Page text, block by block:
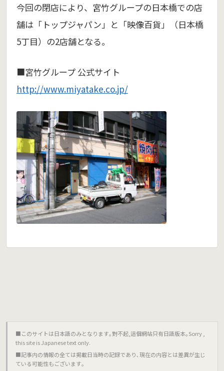
今回の閉店により、宮竹グループの日本橋での店
舗は「トップジャパン」と「映像百貨」（日本橋
5丁目）の2店舗となる。
■宮竹グループ 公式サイト
http://www.miyatake.co.jp/
■このサイトは日本語のみとなります｡對不起,這個網站只有日語版本｡Sorry ,
this site is Japanese text only.
■記事内の情報の全ては掲載日当時の記録であり､現在の内容とは差異が生じ
ている可能性もございます｡